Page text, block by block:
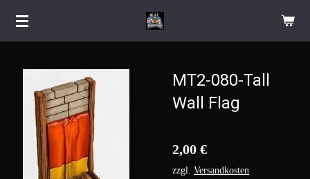
Zum
MT2-080-Tall
Wall Flag
2,00 €
zzgl. Versandkosten